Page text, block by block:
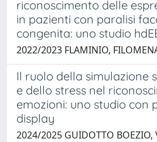
riconoscimento delle
in pazienti con paralisi
congenita: uno studio
2022/2023 FLAMINIO,
Il ruolo della simulazione
e dello stress nel
emozioni: uno studio con
display
2024/2025 GUIDOTTO BOEZIO,